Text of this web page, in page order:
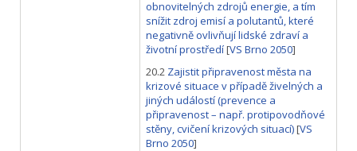
obnovitelných zdrojů energie, a tím
snížit zdroj emisí a polutantů, které
negativně ovlivňují lidské zdraví a
životní prostředí[VS Brno 2050]
20.2 Zajistit připravenost města na
krizové situace v případě živelných a
jiných událostí (prevence a
připravenost – např. protipovodňové
stěny, cvičení krizových situací)[VS
Brno 2050]